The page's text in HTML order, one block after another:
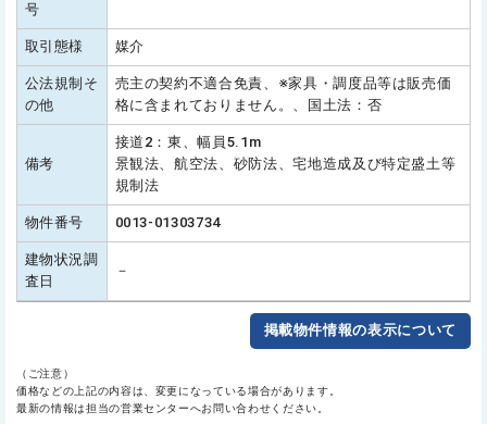
号
取引態様 媒介
公法規制そ
の他
売主の契約不適合免責、※家具・調度品等は販売価
格に含まれておりません。、国土法：否
備考
接道2：東、幅員5.1m
景観法、航空法、砂防法、宅地造成及び特定盛土等
規制法
物件番号 0013-01303734
建物状況調
査日
－
掲載物件情報の表示について
（ご注意）
価格などの上記の内容は、変更になっている場合があります。
最新の情報は担当の営業センターへお問い合わせください。